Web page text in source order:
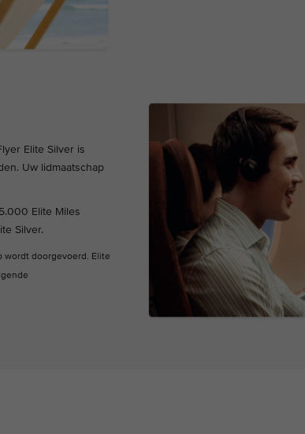
Elite Silver is
Uw lidmaatschap
Elite Miles
Silver.
wordt doorgevoerd. Elite